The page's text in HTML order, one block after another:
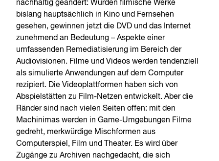
nachhaltig geändert: Wurden filmische Werke
bislang hauptsächlich in Kino und Fernsehen
gesehen, gewinnen jetzt die DVD und das Internet
zunehmend an Bedeutung – Aspekte einer
umfassenden Remediatisierung im Bereich der
Audiovisionen. Filme und Videos werden tendenziell
als simulierte Anwendungen auf dem Computer
rezipiert. Die Videoplattformen haben sich von
Abspielstätten zu Film-Netzen entwickelt. Aber die
Ränder sind nach vielen Seiten offen: mit den
Machinimas werden in Game-Umgebungen Filme
gedreht, merkwürdige Mischformen aus
Computerspiel, Film und Theater. Es wird über
Zugänge zu Archiven nachgedacht, die sich